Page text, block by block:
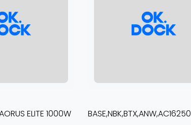
ELITE 1000W
BASE,NBK,BTX,ANW,AC16250